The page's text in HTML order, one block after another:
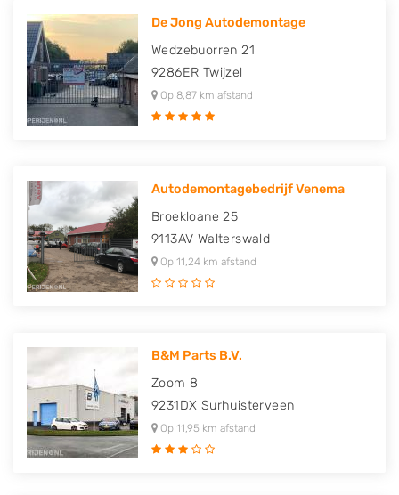
De Jong Autodemontage
Wedzebuorren 21
9286ER Twijzel
Op 8,87 km afstand
Autodemontagebedrijf Venema
Broekloane 25
9113AV Walterswald
Op 11,24 km afstand
B&M Parts B.V.
Zoom 8
9231DX Surhuisterveen
Op 11,95 km afstand